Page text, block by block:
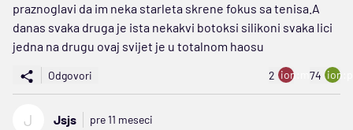
praznoglavi da im neka starleta skrene fokus sa tenisa.A
danas svaka druga je ista nekakvi botoksi silikoni svaka lici
jedna na drugu ovaj svijet je u totalnom haosu
Odgovori 2 ion:minus
74
J Jsjs pre 11 meseci